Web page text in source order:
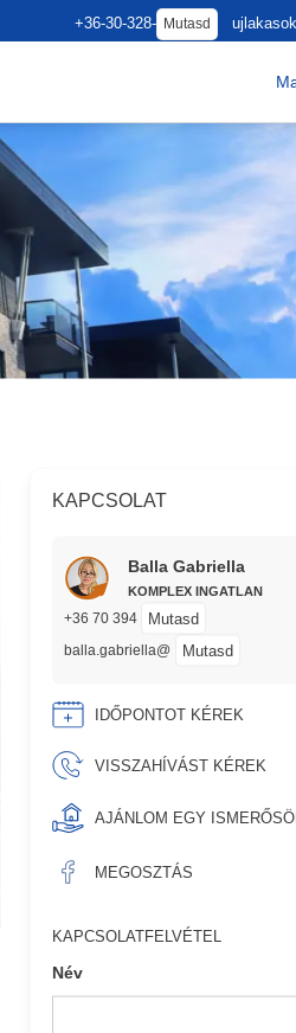
+36-30-328- Mutasd
KAPCSOLAT
Balla Gabriella
KOMPLEX INGATLAN
+36 70 394 Mutasd
balla.gabriella@ Mutasd
IDŐPONTOT KÉREK
VISSZAHÍVÁST KÉREK
AJÁNLOM EGY
MEGOSZTÁS
KAPCSOLATFELVÉTEL
Név